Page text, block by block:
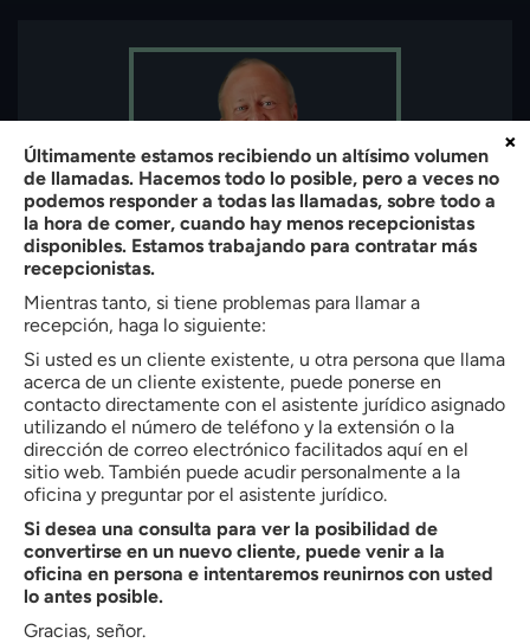
Sobre el autor:
Bradley W. Butler
Socio deButler, Quinn & Hochman, PLLC
Bradley W. Butler es socio de Butler, Quinn & Hochman, PLLC en
Charlotte, North Carolina. Con más de 35 años de experiencia,
representa a clientes en asuntos de inmigración, lesiones
personales, defensa penal, derecho de familia y compensación
de trabajadores. Está admitido en el Colegio de Abogados del
Estado North Carolina (1990) y obtuvo su J.D. cum laude de la
Facultad de Derecho de la Universidad de Creighton. El Sr.
Butler también tiene una licenciatura en Administración de
Empresas de High Point College.
Últimamente estamos recibiendo un altísimo volumen
de llamadas. Hacemos todo lo posible, pero a veces no
podemos responder a todas las llamadas, sobre todo a
la hora de comer, cuando hay menos recepcionistas
disponibles. Estamos trabajando para contratar más
recepcionistas.
Mientras tanto, si tiene problemas para llamar a
recepción, haga lo siguiente:
Si usted es un cliente existente, u otra persona que llama
acerca de un cliente existente, puede ponerse en
contacto directamente con el asistente jurídico asignado
utilizando el número de teléfono y la extensión o la
dirección de correo electrónico facilitados aquí en el
sitio web. También puede acudir personalmente a la
oficina y preguntar por el asistente jurídico.
Si desea una consulta para ver la posibilidad de
convertirse en un nuevo cliente, puede venir a la
oficina en persona e intentaremos reunirnos con usted
lo antes posible.
Gracias, señor.
×